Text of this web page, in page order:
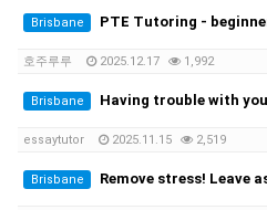
Brisbane PTE Tutoring - beginner to Superior English -
호주루루 2025.12.17 1,992
Brisbane Having trouble with your
essaytutor 2025.11.15 2,519
Brisbane Remove stress! Leave